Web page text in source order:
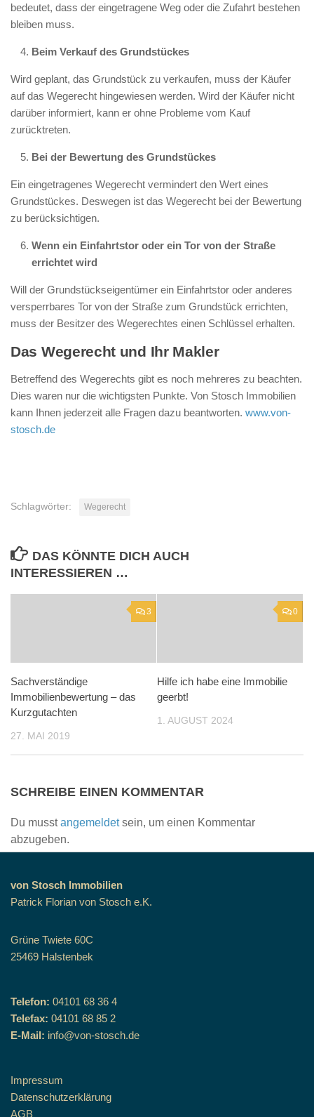
bedeutet, dass der eingetragene Weg oder die Zufahrt bestehen
bleiben muss.
Beim Verkauf des Grundstückes
Wird geplant, das Grundstück zu verkaufen, muss der Käufer
auf das Wegerecht hingewiesen werden. Wird der Käufer nicht
darüber informiert, kann er ohne Probleme vom Kauf
zurücktreten.
Bei der Bewertung des Grundstückes
Ein eingetragenes Wegerecht vermindert den Wert eines
Grundstückes. Deswegen ist das Wegerecht bei der Bewertung
zu berücksichtigen.
Wenn ein Einfahrtstor oder ein Tor von der Straße
errichtet wird
Will der Grundstückseigentümer ein Einfahrtstor oder anderes
versperrbares Tor von der Straße zum Grundstück errichten,
muss der Besitzer des Wegerechtes einen Schlüssel erhalten.
Das Wegerecht und Ihr Makler
Betreffend des Wegerechts gibt es noch mehreres zu beachten.
Dies waren nur die wichtigsten Punkte. Von Stosch Immobilien
kann Ihnen jederzeit alle Fragen dazu beantworten. www.von-
stosch.de
Schlagwörter: Wegerecht
DAS KÖNNTE DICH AUCH
INTERESSIEREN …
3
Sachverständige
Immobilienbewertung – das
Kurzgutachten
27. MAI 2019
0
Hilfe ich habe eine Immobilie
geerbt!
1. AUGUST 2024
SCHREIBE EINEN KOMMENTAR
Du musstangemeldetsein, um einen Kommentar
abzugeben.
von Stosch Immobilien
Patrick Florian von Stosch e.K.
Grüne Twiete 60C
25469 Halstenbek
Telefon: 04101 68 36 4
Telefax: 04101 68 85 2
E-Mail: info@von-stosch.de
Impressum
Datenschutzerklärung
AGB